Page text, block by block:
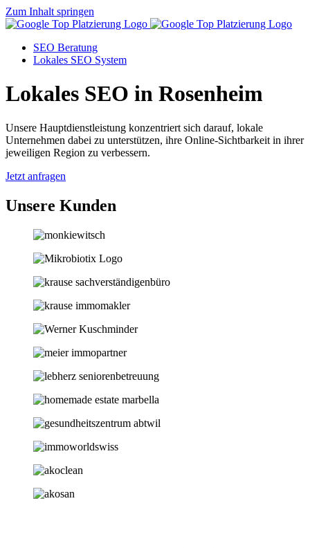
Zum Inhalt springen
SEO Beratung
Lokales SEO System
Lokales SEO in Rosenheim
Unsere Hauptdienstleistung konzentriert sich darauf, lokale
Unternehmen dabei zu unterstützen, ihre Online-Sichtbarkeit in ihrer
jeweiligen Region zu verbessern.
Jetzt anfragen
Unsere Kunden